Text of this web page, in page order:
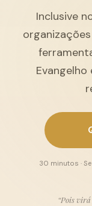
Inclusive
30 minutos ·
“Pois